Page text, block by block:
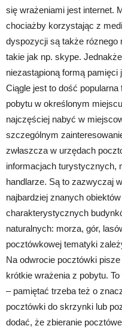
się wrażeniami jest internet.
chociażby korzystając z
dyspozycji są także róznego
takie jak np. skype.
niezastąpioną formą pamięci
Ciągle jest to dość
pobytu w określonym
najczęściej nabyć w
szczególnym
zwłaszcza w urzędach
informacjach turystycznych,
handlarze. Są to zazwyczaj
najbardziej znanych
charakterystycznych
naturalnych: morza, gór,
pocztówkowej tematyki
Na odwrocie pocztówki
krótkie wrażenia z pobytu.
– pamiętać trzeba też o
pocztówki do skrzynki lub
dodać, że zbieranie